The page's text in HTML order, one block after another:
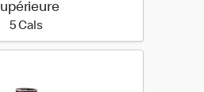
5 Cals5 calories